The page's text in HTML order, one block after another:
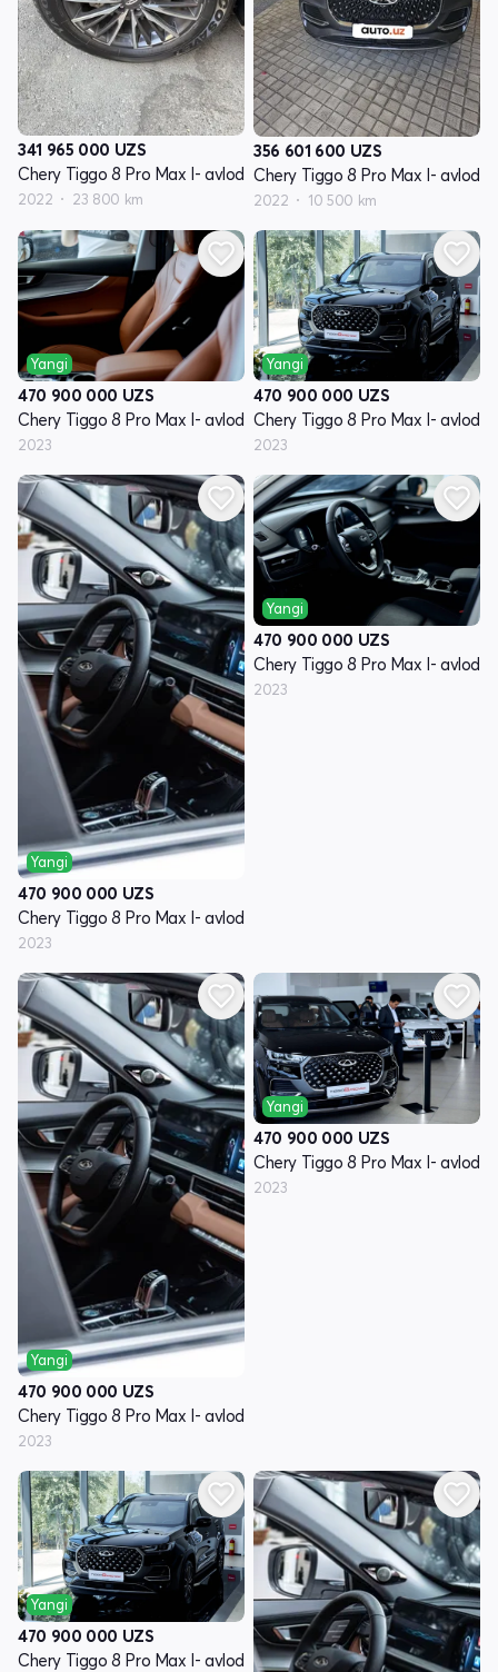
341 965 000 UZS
Chery Tiggo 8 Pro Max I- avlod
2022 23 800 km
356 601 600 UZS
Chery Tiggo 8 Pro Max I- avlod
2022 10 500 km
Yangi
470 900 000 UZS
Chery Tiggo 8 Pro Max I- avlod
2023
Yangi
470 900 000 UZS
Chery Tiggo 8 Pro Max I- avlod
2023
Yangi
470 900 000 UZS
Chery Tiggo 8 Pro Max I- avlod
2023
Yangi
470 900 000 UZS
Chery Tiggo 8 Pro Max I- avlod
2023
Yangi
470 900 000 UZS
Chery Tiggo 8 Pro Max I- avlod
2023
Yangi
470 900 000 UZS
Chery Tiggo 8 Pro Max I- avlod
2023
Yangi
470 900 000 UZS
Chery Tiggo 8 Pro Max I- avlod